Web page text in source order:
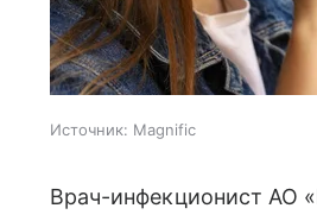
Источник: Magnific
Врач-инфекционист АО